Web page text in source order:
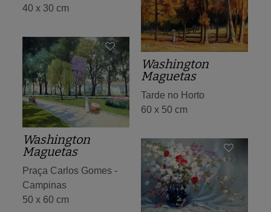
40 x 30 cm
Washington
Maguetas
Tarde no Horto
60 x 50 cm
Washington
Maguetas
Praça Carlos Gomes -
Campinas
50 x 60 cm